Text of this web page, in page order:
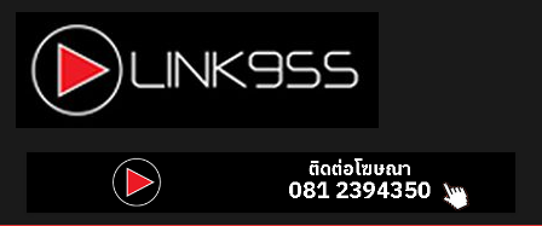
Skip
content
Link
95.5